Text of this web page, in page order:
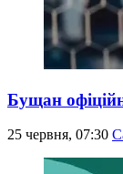
Бущан
25 червня, 07:30